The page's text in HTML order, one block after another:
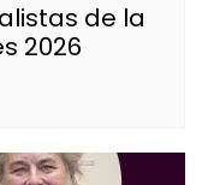
de la
2026